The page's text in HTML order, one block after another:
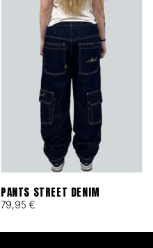
PANTS STREET DENIM
79,95 €